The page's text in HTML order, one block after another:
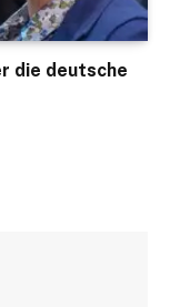
die deutsche